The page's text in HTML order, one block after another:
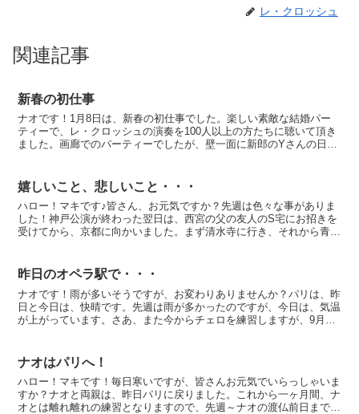
レ・クロッシュ
関連記事
新春の初仕事
ナオです！1月8日は、新春の初仕事でした。楽しい素敵な結婚パー
ティーで、レ・クロッシュの演奏を100人以上の方たちに聴いて頂き
ました。画廊でのパーティーでしたが、壁一面に新郎のYさんの日本
嬉しいこと、悲しいこと・・・
ハロー！マキです♪皆さん、お元気ですか？先週は色々な事がありま
した！神戸公演が終わった翌日は、西宮の父の友人のS宅にお招きを
受けてから、京都に向かいました。まず清水寺に行き、それから青山
昨日のオペラ駅で・・・
ナオです！雨が多いそうですが、お変わりありませんか？パリは、昨
日と今日は、快晴です。先週は雨が多かったのですが、今日は、気温
が上がっています。さあ、また今からチェロを練習しますが、9月26
ナオはパリへ！
ハロー！マキです！毎日寒いですが、皆さんお元気でいらっしゃいま
すか？ナオと両親は、昨日パリに戻りました。これから一ヶ月間、ナ
オとは離れ離れの練習となりますので、先週～ナオの渡仏前日まで、